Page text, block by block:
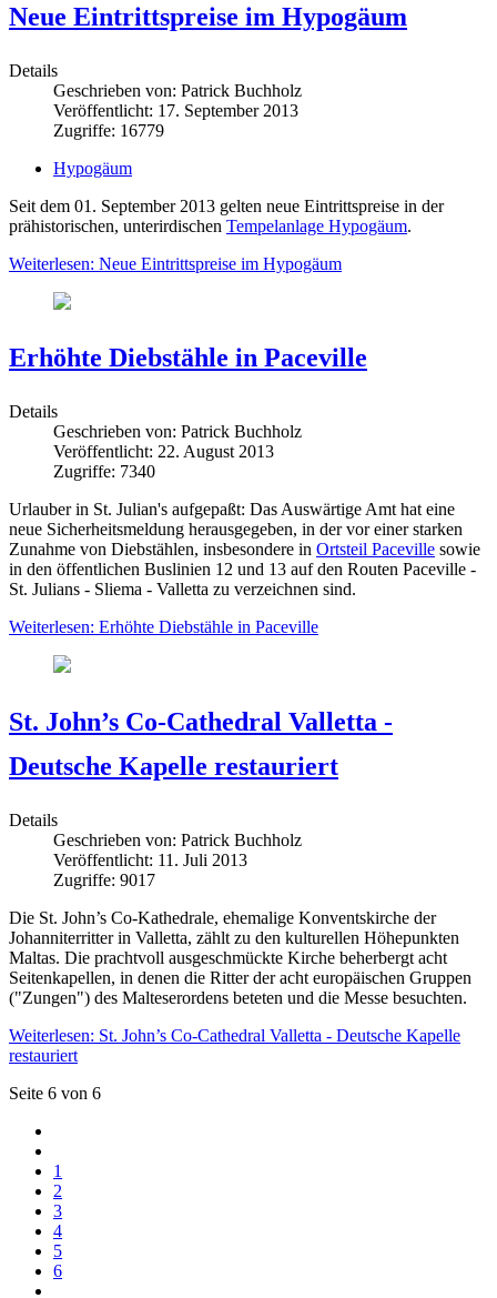
Neue Eintrittspreise im Hypogäum
Details
Geschrieben von: Patrick Buchholz
Veröffentlicht: 17. September 2013
Zugriffe: 16779
Hypogäum
Seit dem 01. September 2013 gelten neue Eintrittspreise in der
prähistorischen, unterirdischen Tempelanlage Hypogäum.
Weiterlesen: Neue Eintrittspreise im Hypogäum
Erhöhte Diebstähle in Paceville
Details
Geschrieben von: Patrick Buchholz
Veröffentlicht: 22. August 2013
Zugriffe: 7340
Urlauber in St. Julian's aufgepaßt: Das Auswärtige Amt hat eine
neue Sicherheitsmeldung herausgegeben, in der vor einer starken
Zunahme von Diebstählen, insbesondere in Ortsteil Paceville sowie
in den öffentlichen Buslinien 12 und 13 auf den Routen Paceville -
St. Julians - Sliema - Valletta zu verzeichnen sind.
Weiterlesen: Erhöhte Diebstähle in Paceville
St. John’s Co-Cathedral Valletta -
Deutsche Kapelle restauriert
Details
Geschrieben von: Patrick Buchholz
Veröffentlicht: 11. Juli 2013
Zugriffe: 9017
Die St. John’s Co-Kathedrale, ehemalige Konventskirche der
Johanniterritter in Valletta, zählt zu den kulturellen Höhepunkten
Maltas. Die prachtvoll ausgeschmückte Kirche beherbergt acht
Seitenkapellen, in denen die Ritter der acht europäischen Gruppen
("Zungen") des Malteserordens beteten und die Messe besuchten.
Weiterlesen: St. John’s Co-Cathedral Valletta - Deutsche Kapelle
restauriert
Seite 6 von 6
1
2
3
4
5
6